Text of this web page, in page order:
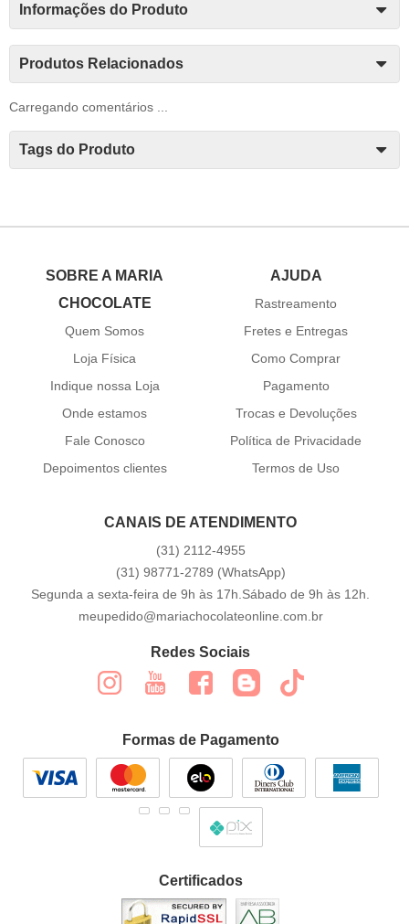
Informações do Produto
Produtos Relacionados
Carregando comentários ...
Tags do Produto
SOBRE A MARIA
CHOCOLATE
Quem Somos
Loja Física
Indique nossa Loja
Onde estamos
Fale Conosco
Depoimentos clientes
AJUDA
Rastreamento
Fretes e Entregas
Como Comprar
Pagamento
Trocas e Devoluções
Política de Privacidade
Termos de Uso
CANAIS DE ATENDIMENTO
(31) 2112-4955
(31) 98771-2789 (WhatsApp)
Segunda a sexta-feira de 9h às 17h.Sábado de 9h às 12h.
meupedido@mariachocolateonline.com.br
Redes Sociais
Formas de Pagamento
Certificados